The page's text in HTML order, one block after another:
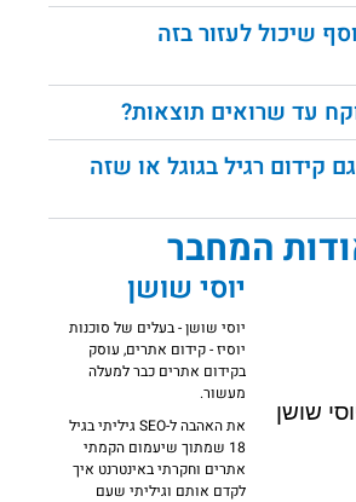
שיכול לעזור בזה
עד שרואים תוצאות?
קידום רגיל בגוגל או שזה
המחבר
יוסי שושן
יוסי שושן - בעלים של סוכנות
יוסיז - קידום אתרים, עוסק
בקידום אתרים כבר למעלה
מעשור.
את האהבה ל-SEO גיליתי בגיל
18 שמתוך שיעמום הקמתי
אתרים וחקרתי באינטרנט איך
לקדם אותם וגיליתי שעם